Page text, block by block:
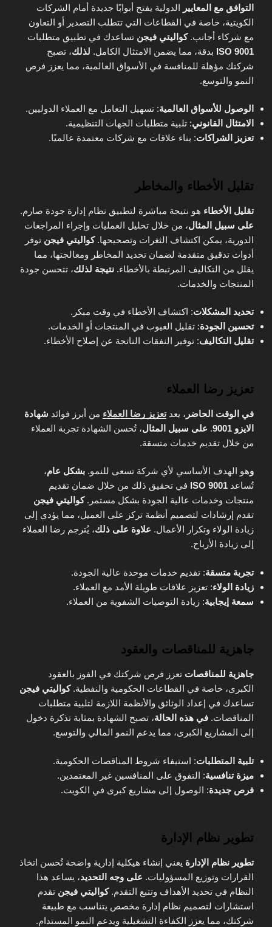
التوافق مع المعايير الدولية يفتح أبوابًا جديدة أمام الشركات
الكويتية، خاصة في القطاعات التي تتطلب التصدير أو التعاون
مع شركاء أجانب.كواليتي فيجن تساعدك في تطبيق متطلبات
ISO 9001 بدقة، مما يضمن الامتثال الكامل. لذلك، تصبح
شركتك مؤهلة للمنافسة في الأسواق العالمية، مما يعزز فرص
النمو والتوسع.
الوصول للأسواق العالمية: تسهيل التعامل مع العملاء الدوليين.
الامتثال القانوني: تلبية متطلبات الجهات التنظيمية.
تعزيز الشراكات: بناء علاقات مع شركات معتمدة عالميًا.
تقليل الأخطاء والمخاطر
تقليل الأخطاء هو نتيجة مباشرة لتطبيق نظام إدارة جودة صارم.
على سبيل المثال، من خلال تحليل العمليات وإجراء المراجعات
الدورية، يمكن اكتشاف الثغرات وتصحيحها.كواليتي فيجن توفر
أدوات تدقيق متقدمة لضمان تحديد المخاطر ومعالجتها، مما
يقلل من التكاليف المرتبطة بالأخطاء. نتيجة لذلك، تتحسن جودة
المنتجات والخدمات.
تحديد المشكلات: اكتشاف الأخطاء في وقت مبكر.
تحسين الجودة: تقليل العيوب في المنتجات أو الخدمات.
تقليل التكاليف: توفير النفقات الناتجة عن إصلاح الأخطاء.
تعزيز رضا العملاء
في الوقت الحاضر ، يعدتعزيز رضا العملاء من أبرز فوائد شهادة
الايزو 9001
. على سبيل المثال، تُحسن الشهادة تجربة العملاء
من خلال تقديم خدمات متسقة.
وهو الهدف الأساسي لأي شركة تسعى للنمو. بشكل عام،
تُساعد ISO 9001 في تحقيق ذلك من خلال ضمان تقديم
منتجات وخدمات عالية الجودة بشكل مستمر.كواليتي فيجن
تقدم إرشادات لتصميم أنظمة تركز على العميل، مما يؤدي إلى
زيادة الولاء وتكرار الأعمال. علاوة على ذلك، يُترجم رضا العملاء
إلى زيادة الأرباح.
تجربة متسقة: تقديم خدمات موحدة عالية الجودة.
زيادة الولاء: تعزيز علاقات طويلة الأمد مع العملاء.
سمعة إيجابية: زيادة التوصيات الشفوية من العملاء.
جاهزية للمناقصات والعقود
جاهزية للمناقصات تعزز فرص شركتك في الفوز بالعقود
الكبرى، خاصة في القطاعات الحكومية والنفطية.كواليتي فيجن
تساعدك في إعداد الوثائق والأنظمة اللازمة لتلبية متطلبات
المناقصات. في هذه الحالة، تصبح الشهادة بمثابة تذكرة دخول
إلى المشاريع الكبرى، مما يدعم النمو المالي والتوسع.
تلبية المتطلبات: استيفاء شروط المناقصات الحكومية.
ميزة تنافسية: التفوق على المنافسين غير المعتمدين.
فرص جديدة: الوصول إلى مشاريع كبرى في الكويت.
تطوير نظام الإدارة
تطوير نظام الإدارة يعني إنشاء هيكلية إدارية واضحة تُحسن اتخاذ
القرارات وتوزيع المسؤوليات. على وجه التحديد، يساعد هذا
النظام في تحديد الأهداف وتتبع التقدم.كواليتي فيجن تقدم
استشارات لتصميم نظام إدارة مخصص يتناسب مع طبيعة
شركتك، مما يعزز الكفاءة التشغيلية ويدعم النمو المستدام.